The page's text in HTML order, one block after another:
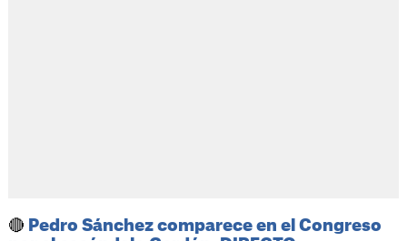
🔴 Pedro Sánchez comparece en el Congreso